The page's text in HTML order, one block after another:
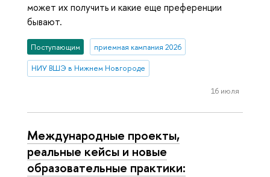
может их получить и какие еще преференции
бывают.
Поступающим приемная кампания 2026
НИУ ВШЭ в Нижнем Новгороде
16 июля
Международные проекты,
реальные кейсы и новые
образовательные практики: